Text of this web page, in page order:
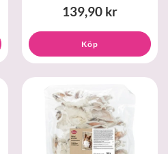
139,90 kr
Köp